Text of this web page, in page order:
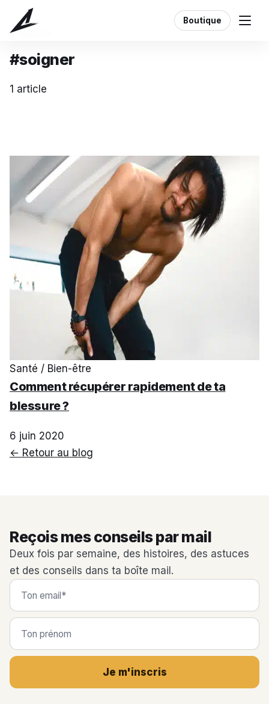
Boutique
Étiquette
#soigner
1 article
Santé / Bien-être
Comment récupérer rapidement de ta
blessure ?
6 juin 2020
← Retour au blog
Reçois mes conseils par mail
Deux fois par semaine, des histoires, des astuces
et des conseils dans ta boîte mail.
Je m'inscris